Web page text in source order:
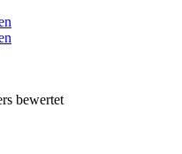
bewertet